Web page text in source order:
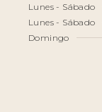
Lunes - Sábado
Lunes - Sábado
Domingo